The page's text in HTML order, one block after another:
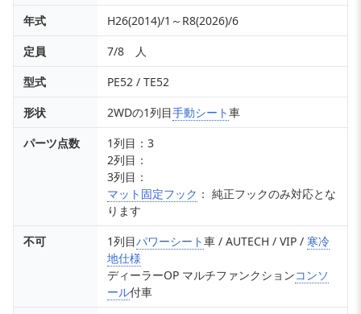
年式
H26(2014)/1～R8(2026)/6
定員
7/8 人
型式
PE52 / TE52
形状
2WDの1列目手動シート車
パーツ点数
1列目：3
2列目：
3列目：
マット固定フック ： 純正フックのみ対応とな
ります
不可
1列目パワーシート車 / AUTECH / VIP / 寒冷
地仕様
ディーラーOP マルチファンクションコンソ
ール付車